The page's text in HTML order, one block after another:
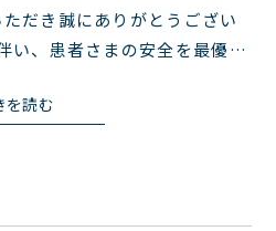
だき誠にありがとうござい
い、患者さまの安全を最優先
考えての判断となりますの
を読む